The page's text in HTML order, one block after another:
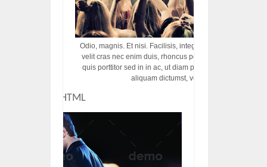
Odio, magnis. Et nisi. Facilisis, integer! Risus augue! Non
velit cras nec enim duis, rhoncus porttitor ac vut rhoncus
quis porttitor sed in in ac, ut diam porttitor odio nunc
aliquam dictumst, vel amet tincidunt
CUSTOM HTML